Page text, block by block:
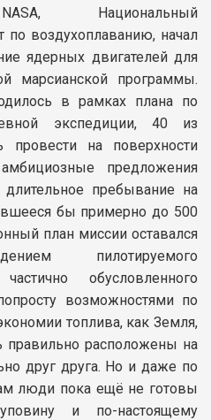
Национальный
по воздухоплаванию, начал
ядерных двигателей для
марсианской программы.
в рамках плана по
экспедиции, 40 из
провести на поверхности
предложения
пребывание на
бы примерно до 500
план миссии оставался
пилотируемого
обусловленного
возможностями по
топлива, как Земля,
расположены на
друг друга. Но и даже по
люди пока ещё не готовы
и по-настоящему